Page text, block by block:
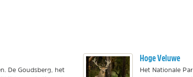
De Goudsberg, het
Hoge Veluwe
Het Nationale